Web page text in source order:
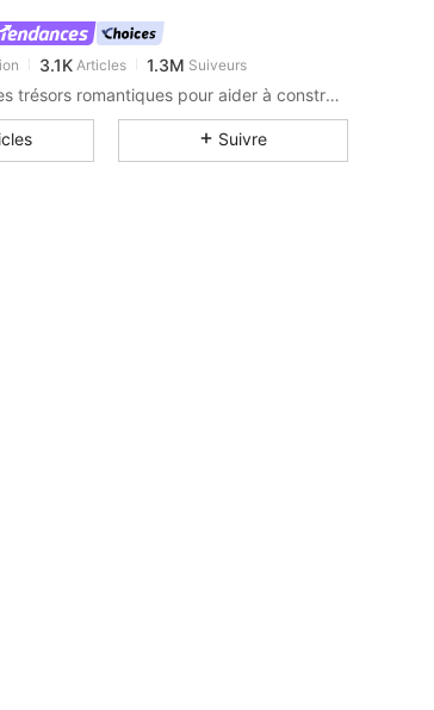
3.1KArticles 1.3M
en train de naviguer
3.1K
1.3M
3.1K
1.3M
3.1K
1.3M
ENCHNT conçoit des trésors romantiques pour aider à construire le placard de rêve ultime.
Suivre